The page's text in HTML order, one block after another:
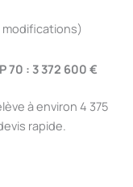
modifications)
70 : 3 372 600 €
à environ 4 375
rapide.